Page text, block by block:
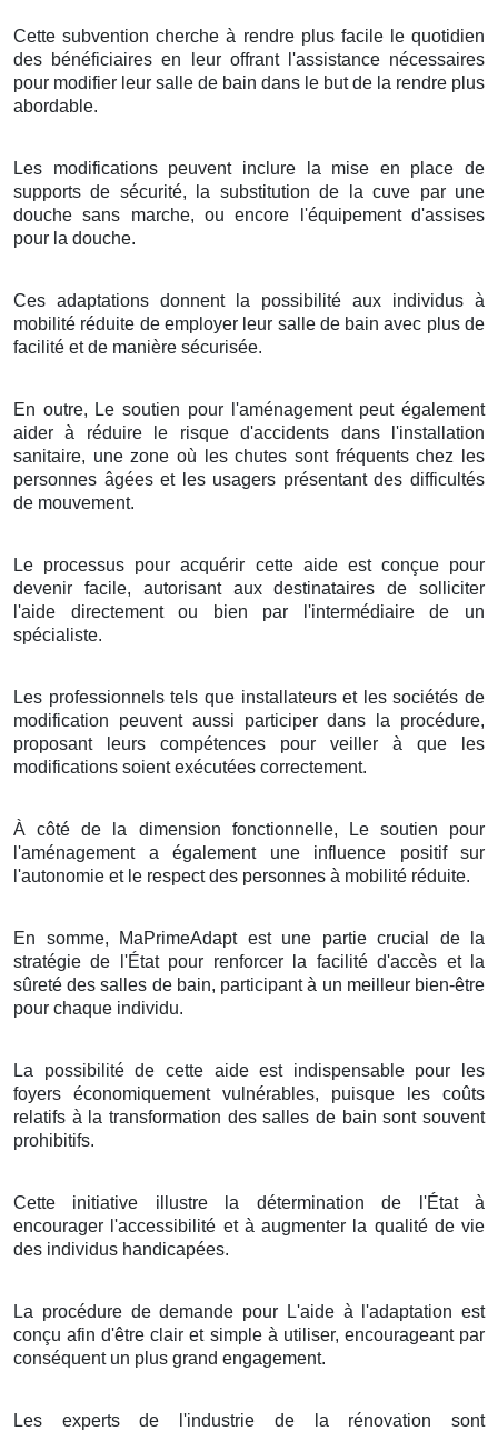
Cette subvention cherche à rendre plus facile le quotidien
des bénéficiaires en leur offrant l'assistance nécessaires
pour modifier leur salle de bain dans le but de la rendre plus
abordable.
Les modifications peuvent inclure la mise en place de
supports de sécurité, la substitution de la cuve par une
douche sans marche, ou encore l'équipement d'assises
pour la douche.
Ces adaptations donnent la possibilité aux individus à
mobilité réduite de employer leur salle de bain avec plus de
facilité et de manière sécurisée.
En outre, Le soutien pour l'aménagement peut également
aider à réduire le risque d'accidents dans l'installation
sanitaire, une zone où les chutes sont fréquents chez les
personnes âgées et les usagers présentant des difficultés
de mouvement.
Le processus pour acquérir cette aide est conçue pour
devenir facile, autorisant aux destinataires de solliciter
l'aide directement ou bien par l'intermédiaire de un
spécialiste.
Les professionnels tels que installateurs et les sociétés de
modification peuvent aussi participer dans la procédure,
proposant leurs compétences pour veiller à que les
modifications soient exécutées correctement.
À côté de la dimension fonctionnelle, Le soutien pour
l'aménagement a également une influence positif sur
l'autonomie et le respect des personnes à mobilité réduite.
En somme, MaPrimeAdapt est une partie crucial de la
stratégie de l'État pour renforcer la facilité d'accès et la
sûreté des salles de bain, participant à un meilleur bien-être
pour chaque individu.
La possibilité de cette aide est indispensable pour les
foyers économiquement vulnérables, puisque les coûts
relatifs à la transformation des salles de bain sont souvent
prohibitifs.
Cette initiative illustre la détermination de l'État à
encourager l'accessibilité et à augmenter la qualité de vie
des individus handicapées.
La procédure de demande pour L'aide à l'adaptation est
conçu afin d'être clair et simple à utiliser, encourageant par
conséquent un plus grand engagement.
Les experts de l'industrie de la rénovation sont